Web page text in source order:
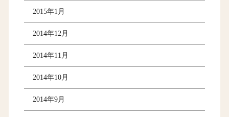
2015年1月
2014年12月
2014年11月
2014年10月
2014年9月